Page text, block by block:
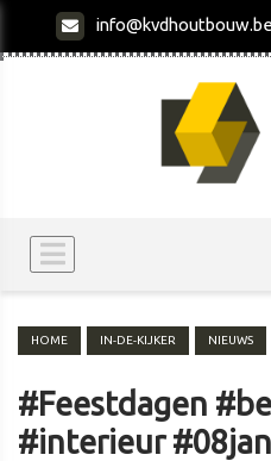
info@kvdhoutbouw.be
HOME IN-DE-KIJKER NIEUWS
#Feestdagen
#interieur #08jan